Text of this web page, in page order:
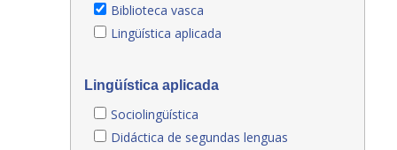
Biblioteca vasca
Lingüística aplicada
Lingüística aplicada
Sociolingüística
Didáctica de segundas lenguas